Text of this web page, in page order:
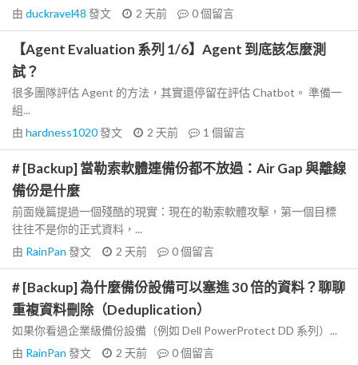
由 duckravel48 發文 2 天前 0個留言
【Agent Evaluation 系列 1/6】Agent 到底該怎麼測
試？
很多團隊評估 Agent 的方法，其實還停留在評估 Chatbot。 準備一
組...
由 hardness1020發文 2 天前 1 個留言
# [Backup] 當勒索軟體連備份都不放過：Air Gap 與離線
備份是什麼
前面幾篇提過一個殘酷的現實：現在的勒索軟體攻擊，第一個目標
往往不是你的正式資料，...
由 RainPan 發文 2 天前 0個留言
# [Backup] 為什麼備份設備可以塞進 30 倍的資料？聊聊
重複資料刪除（Deduplication）
如果你看過企業級備份設備（例如 Dell PowerProtect DD 系列）...
由 RainPan 發文 2 天前 0個留言